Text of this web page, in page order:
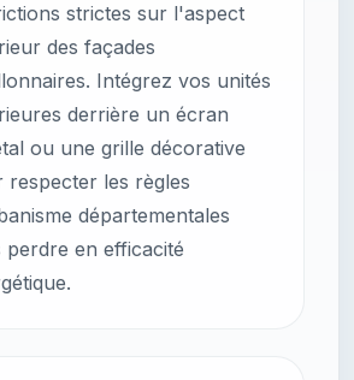
strictes sur l'aspect
des façades
Intégrez vos unités
derrière un écran
ou une grille décorative
respecter les règles
départementales
perdre en efficacité